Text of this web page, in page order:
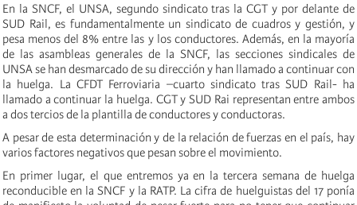
En la SNCF, el UNSA, segundo sindicato tras la CGT y por delante de
SUD Rail, es fundamentalmente un sindicato de cuadros y gestión, y
pesa menos del 8% entre las y los conductores. Además, en la mayoría
de las asambleas generales de la SNCF, las secciones sindicales de
UNSA se han desmarcado de su dirección y han llamado a continuar con
la huelga. La CFDT Ferroviaria –cuarto sindicato tras SUD Rail- ha
llamado a continuar la huelga. CGT y SUD Rai representan entre ambos
a dos tercios de la plantilla de conductores y conductoras.
A pesar de esta determinación y de la relación de fuerzas en el país, hay
varios factores negativos que pesan sobre el movimiento.
En primer lugar, el que entremos ya en la tercera semana de huelga
reconducible en la SNCF y la RATP. La cifra de huelguistas del 17 ponía